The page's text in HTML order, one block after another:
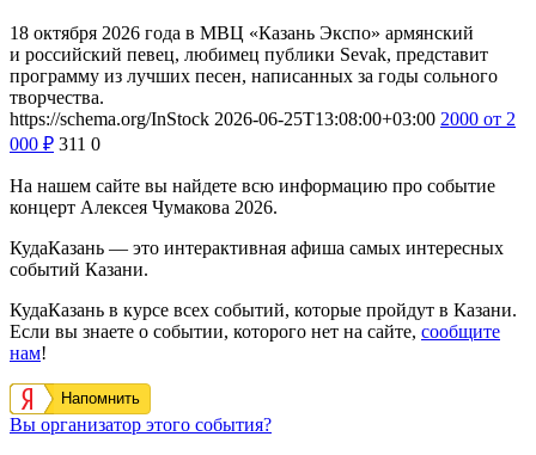
18 октября 2026 года в МВЦ «Казань Экспо» армянский
и российский певец, любимец публики Sevak, представит
программу из лучших песен, написанных за годы сольного
творчества.
https://schema.org/InStock 2026-06-25T13:08:00+03:00 2000 от 2
000 ₽ 311 0
На нашем сайте вы найдете всю информацию про событие
концерт Алексея Чумакова 2026.
КудаКазань — это интерактивная афиша самых интересных
событий Казани.
КудаКазань в курсе всех событий, которые пройдут в Казани.
Если вы знаете о событии, которого нет на сайте, сообщите
нам!
Напомнить
Вы организатор этого события?